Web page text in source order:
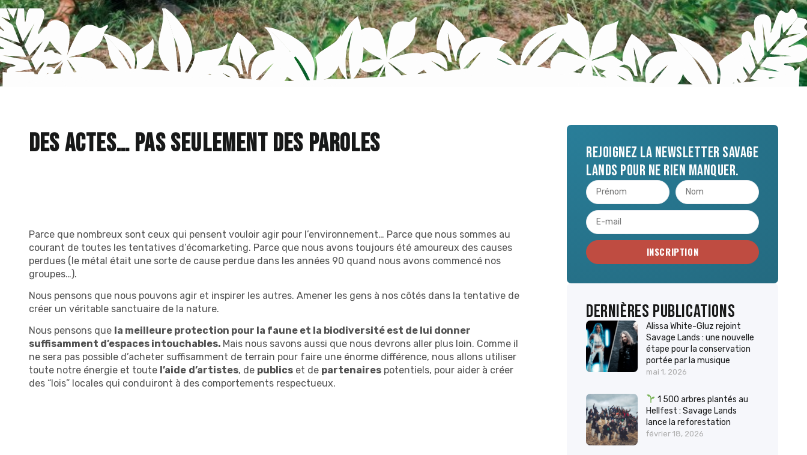
Des actes… Pas seulement des paroles
Parce que nombreux sont ceux qui pensent vouloir agir pour l’environnement… Parce que nous sommes au
courant de toutes les tentatives d’écomarketing. Parce que nous avons toujours été amoureux des causes
perdues (le métal était une sorte de cause perdue dans les années 90 quand nous avons commencé nos
groupes…).
Nous pensons que nous pouvons agir et inspirer les autres. Amener les gens à nos côtés dans la tentative de
créer un véritable sanctuaire de la nature.
Nous pensons que la meilleure protection pour la faune et la biodiversité est de lui donner
suffisamment d’espaces intouchables. Mais nous savons aussi que nous devrons aller plus loin. Comme il
ne sera pas possible d’acheter suffisamment de terrain pour faire une énorme différence, nous allons utiliser
toute notre énergie et toute l’aide d’artistes, de publics et de partenaires potentiels, pour aider à créer
des “lois” locales qui conduiront à des comportements respectueux.
Rejoignez la newsletter Savage
Lands pour ne rien manquer.
INSCRIPTION
Dernières publications
Alissa White-Gluz rejoint
Savage Lands : une nouvelle
étape pour la conservation
portée par la musique
mai 1, 2026
1 500 arbres plantés au
Hellfest : Savage Lands
lance la reforestation
février 18, 2026